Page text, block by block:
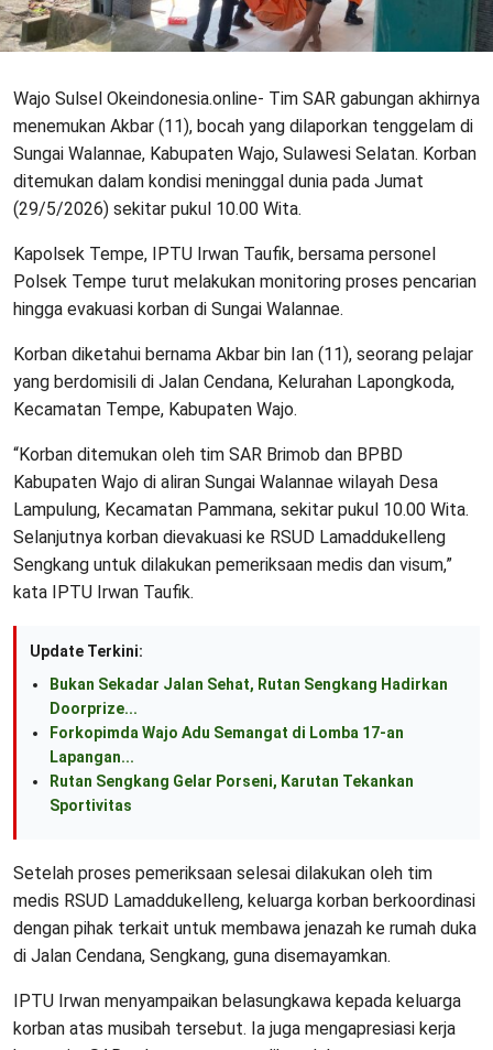
Wajo Sulsel Okeindonesia.online- Tim SAR gabungan akhirnya
menemukan Akbar (11), bocah yang dilaporkan tenggelam di
Sungai Walannae, Kabupaten Wajo, Sulawesi Selatan. Korban
ditemukan dalam kondisi meninggal dunia pada Jumat
(29/5/2026) sekitar pukul 10.00 Wita.
Kapolsek Tempe, IPTU Irwan Taufik, bersama personel
Polsek Tempe turut melakukan monitoring proses pencarian
hingga evakuasi korban di Sungai Walannae.
Korban diketahui bernama Akbar bin Ian (11), seorang pelajar
yang berdomisili di Jalan Cendana, Kelurahan Lapongkoda,
Kecamatan Tempe, Kabupaten Wajo.
“Korban ditemukan oleh tim SAR Brimob dan BPBD
Kabupaten Wajo di aliran Sungai Walannae wilayah Desa
Lampulung, Kecamatan Pammana, sekitar pukul 10.00 Wita.
Selanjutnya korban dievakuasi ke RSUD Lamaddukelleng
Sengkang untuk dilakukan pemeriksaan medis dan visum,”
kata IPTU Irwan Taufik.
Update Terkini:
Bukan Sekadar Jalan Sehat, Rutan Sengkang Hadirkan
Doorprize...
Forkopimda Wajo Adu Semangat di Lomba 17-an
Lapangan...
Rutan Sengkang Gelar Porseni, Karutan Tekankan
Sportivitas
Setelah proses pemeriksaan selesai dilakukan oleh tim
medis RSUD Lamaddukelleng, keluarga korban berkoordinasi
dengan pihak terkait untuk membawa jenazah ke rumah duka
di Jalan Cendana, Sengkang, guna disemayamkan.
IPTU Irwan menyampaikan belasungkawa kepada keluarga
korban atas musibah tersebut. Ia juga mengapresiasi kerja